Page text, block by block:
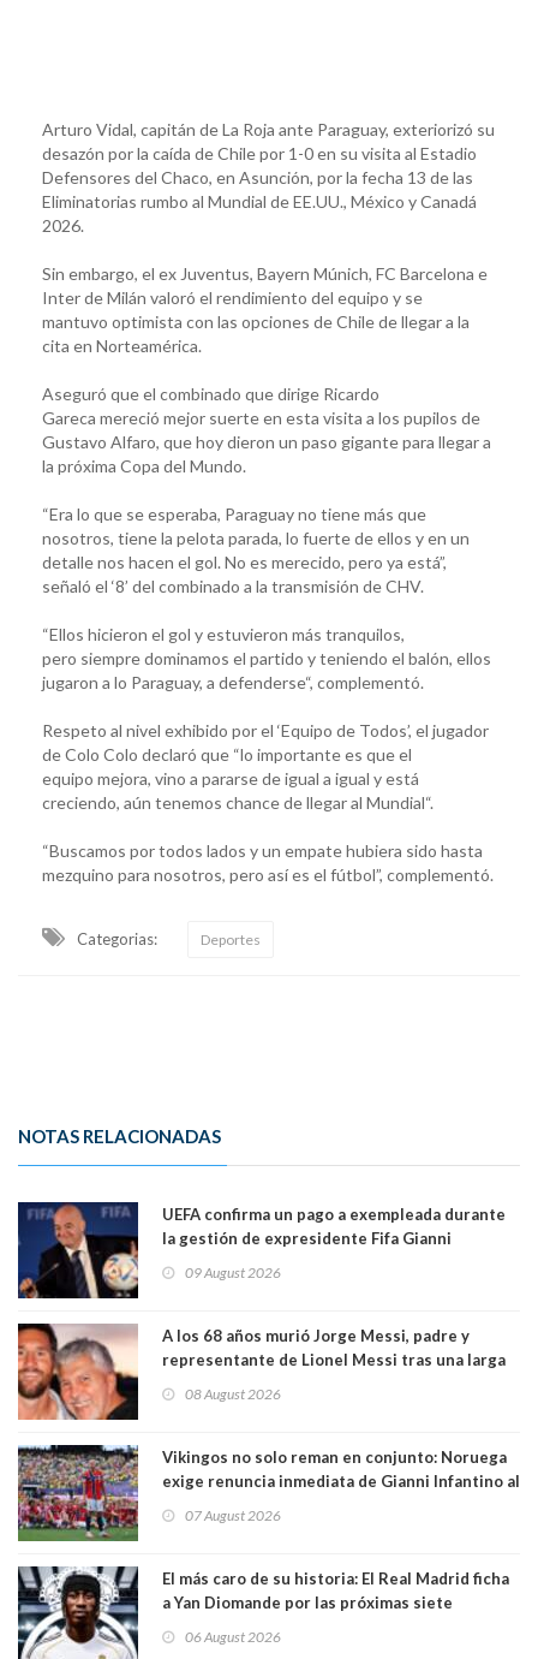
Arturo Vidal, capitán de La Roja ante Paraguay, exteriorizó su
desazón por la caída de Chile por 1-0 en su visita al Estadio
Defensores del Chaco, en Asunción, por la fecha 13 de las
Eliminatorias rumbo al Mundial de EE.UU., México y Canadá
2026.
Sin embargo, el ex Juventus, Bayern Múnich, FC Barcelona e
Inter de Milán valoró el rendimiento del equipo y se
mantuvo optimista con las opciones de Chile de llegar a la
cita en Norteamérica.
Aseguró que el combinado que dirige Ricardo
Gareca mereció mejor suerte en esta visita a los pupilos de
Gustavo Alfaro, que hoy dieron un paso gigante para llegar a
la próxima Copa del Mundo.
“Era lo que se esperaba, Paraguay no tiene más que
nosotros, tiene la pelota parada, lo fuerte de ellos y en un
detalle nos hacen el gol. No es merecido, pero ya está”,
señaló el ‘8’ del combinado a la transmisión de CHV.
“Ellos hicieron el gol y estuvieron más tranquilos,
pero siempre dominamos el partido y teniendo el balón, ellos
jugaron a lo Paraguay, a defenderse“, complementó.
Respeto al nivel exhibido por el ‘Equipo de Todos’, el jugador
de Colo Colo declaró que “lo importante es que el
equipo mejora, vino a pararse de igual a igual y está
creciendo, aún tenemos chance de llegar al Mundial“.
“Buscamos por todos lados y un empate hubiera sido hasta
mezquino para nosotros, pero así es el fútbol”, complementó.
Categorias: Deportes
NOTAS RELACIONADAS
UEFA confirma un pago a exempleada durante
la gestión de expresidente Fifa Gianni
relación sentimental
09 August 2026
A los 68 años murió Jorge Messi, padre y
representante de Lionel Messi tras una larga
08 August 2026
Vikingos no solo reman en conjunto: Noruega
exige renuncia inmediata de Gianni Infantino al
07 August 2026
El más caro de su historia: El Real Madrid ficha
a Yan Diomande por las próximas siete
06 August 2026